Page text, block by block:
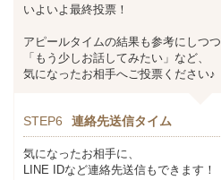
いよいよ最終投票！
アピールタイムの結果も参考にしつつ
「もう少しお話してみたい」など、
気になったお相手へご投票ください♪
STEP6 連絡先送信タイム
気になったお相手に、
LINE IDなど連絡先送信もできます！